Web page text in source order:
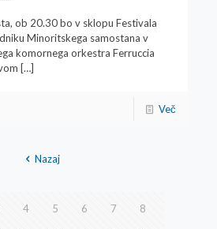
ob 20.30 bo v sklopu Festivala
Minoritskega samostana v
komornega orkestra Ferruccia
[…]
Več
Nazaj
4 5 6 7 8